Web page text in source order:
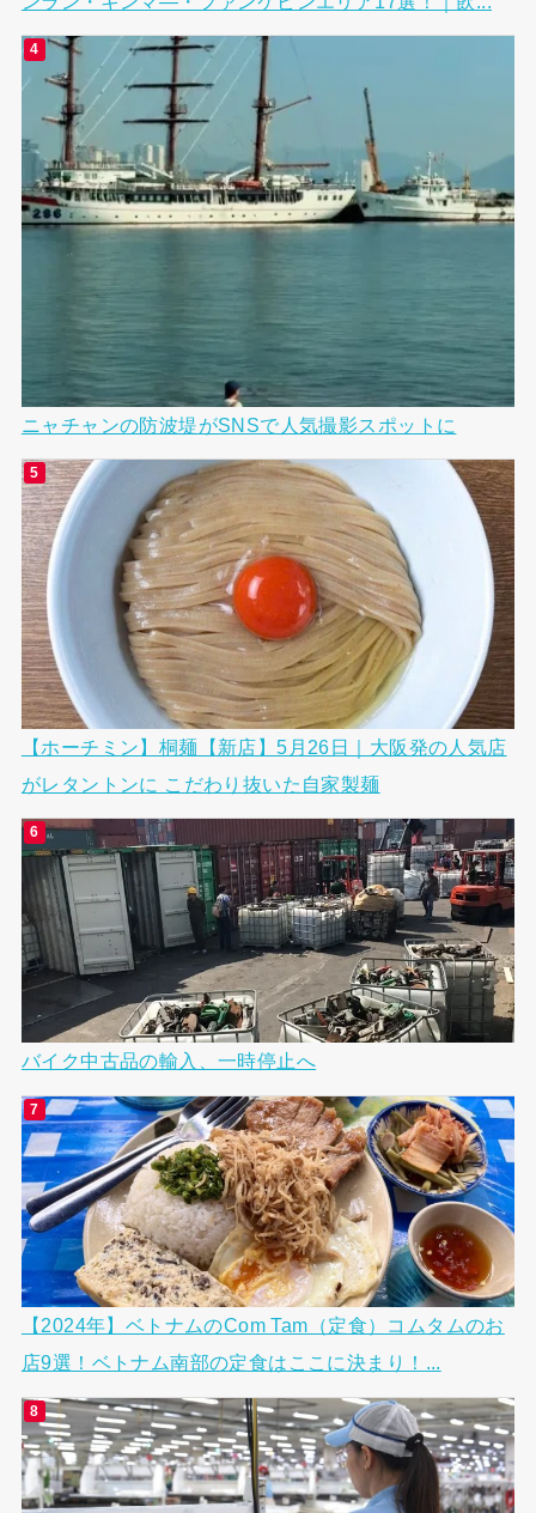
ニャチャンの防波堤がSNSで人気撮影スポットに
【ホーチミン】桐麺【新店】5月26日｜大阪発の人気店
がレタントンに こだわり抜いた自家製麺
バイク中古品の輸入、一時停止へ
【2024年】ベトナムのCom Tam（定食）コムタムのお
店9選！ベトナム南部の定食はここに決まり！...